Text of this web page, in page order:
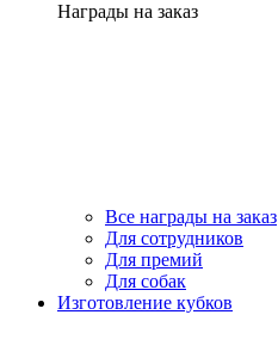
Награды на заказ
Все награды на заказ
Для сотрудников
Для премий
Для собак
Изготовление кубков